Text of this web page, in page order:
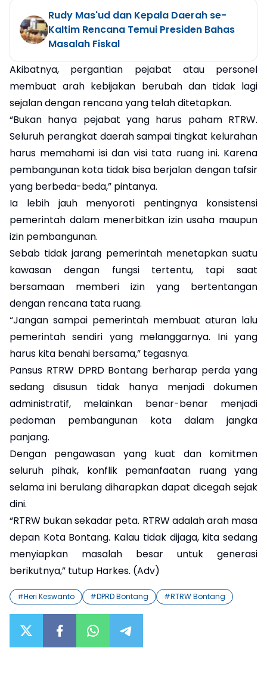
Rudy Mas'ud dan Kepala Daerah se-
Kaltim Rencana Temui Presiden Bahas
Masalah Fiskal
Akibatnya, pergantian pejabat atau personel
membuat arah kebijakan berubah dan tidak lagi
sejalan dengan rencana yang telah ditetapkan.
“Bukan hanya pejabat yang harus paham RTRW.
Seluruh perangkat daerah sampai tingkat kelurahan
harus memahami isi dan visi tata ruang ini. Karena
pembangunan kota tidak bisa berjalan dengan tafsir
yang berbeda-beda,” pintanya.
Ia lebih jauh menyoroti pentingnya konsistensi
pemerintah dalam menerbitkan izin usaha maupun
izin pembangunan.
Sebab tidak jarang pemerintah menetapkan suatu
kawasan dengan fungsi tertentu, tapi saat
bersamaan memberi izin yang bertentangan
dengan rencana tata ruang.
“Jangan sampai pemerintah membuat aturan lalu
pemerintah sendiri yang melanggarnya. Ini yang
harus kita benahi bersama,” tegasnya.
Pansus RTRW DPRD Bontang berharap perda yang
sedang disusun tidak hanya menjadi dokumen
administratif, melainkan benar-benar menjadi
pedoman pembangunan kota dalam jangka
panjang.
Dengan pengawasan yang kuat dan komitmen
seluruh pihak, konflik pemanfaatan ruang yang
selama ini berulang diharapkan dapat dicegah sejak
dini.
“RTRW bukan sekadar peta. RTRW adalah arah masa
depan Kota Bontang. Kalau tidak dijaga, kita sedang
menyiapkan masalah besar untuk generasi
berikutnya,” tutup Harkes. (Adv)
#Heri Keswanto #DPRD Bontang #RTRW Bontang